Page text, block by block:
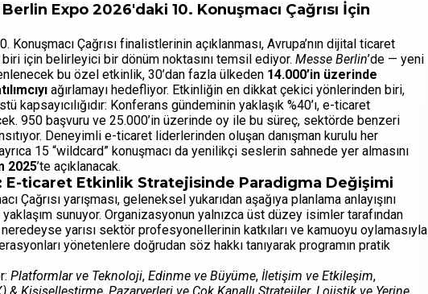
Expo 2026'daki 10. Konuşmacı Çağrısı İçin
Konuşmacı Çağrısı finalistlerinin açıklanması, Avrupa’nın dijital ticaret
için belirleyici bir dönüm noktasını temsil ediyor. Messe Berlin’de — yeni
bu özel etkinlik, 30’dan fazla ülkeden 14.000’in üzerinde
ağırlamayı hedefliyor. Etkinliğin en dikkat çekici yönlerinden biri,
kapsayıcılığıdır: Konferans gündeminin yaklaşık %40’ı, e-ticaret
950 başvuru ve 25.000’in üzerinde oy ile bu süreç, sektörde benzeri
Deneyimli e-ticaret liderlerinden oluşan danışman kurulu her
15 “wildcard” konuşmacı da yenilikçi seslerin sahnede yer almasını
2025’te açıklanacak.
E-ticaret Etkinlik Stratejisinde Paradigma Değişimi
Çağrısı yarışması, geleneksel yukarıdan aşağıya planlama anlayışını
sunuyor. Organizasyonun yalnızca üst düzey isimler tarafından
yarısı sektör profesyonellerinin katkıları ve kamuoyu oylamasıyla
yönetenlere doğrudan söz hakkı tanıyarak programın pratik
Platformlar ve Teknoloji, Edinme ve Büyüme, İletişim ve Etkileşim,